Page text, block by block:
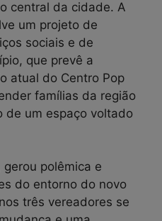
central da cidade. A
um projeto de
sociais e de
que prevê a
atual do Centro Pop
famílias da região
de um espaço voltado
polêmica e
do entorno do novo
três vereadores se